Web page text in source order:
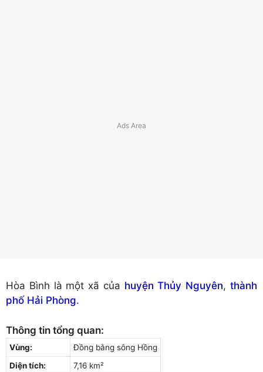
Hòa Bình là một xã của huyện Thủy Nguyên,thành
phố Hải Phòng.
Thông tin tổng quan:
Vùng:
Đồng bằng sông Hồng
Diện tích:
7,16 km²